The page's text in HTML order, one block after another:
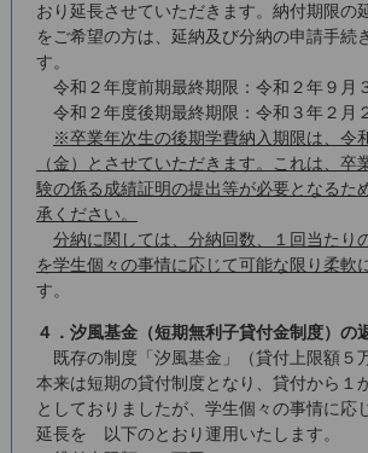
おり延長させていただきます。納付期限の
をご希望の方は、延納及び分納の申請手続
す。
令和２年度前期最終期限：令和２年９月
令和２年度後期最終期限：令和３年２月
※卒業年次生の後期学費納入期限は、令
（金）とさせていただきます。これは、卒
験の係る成績証明の提出等が必要となるた
承ください。
分納に関しては、分納回数、１回当たり
を学生個々の事情に応じて可能な限り柔軟
す。
４．汐風基金（短期無利子貸付金制度）の
既存の制度「汐風基金」（貸付上限額５
本来は短期の貸付制度となり、貸付から１
としておりましたが、学生個々の事情に応
延長を 以下のとおり運用いたします。